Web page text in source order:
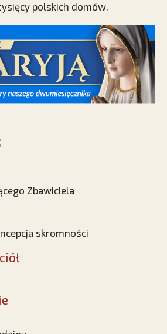
polskich domów.
Zbawiciela
skromności